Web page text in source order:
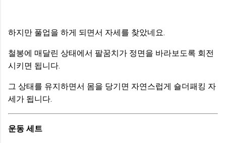
하지만 풀업을 하게 되면서 자세를 찾았네요.
철봉에 매달린 상태에서 팔꿈치가 정면을 바라보도록 회전
시키면 됩니다.
그 상태를 유지하면서 몸을 당기면 자연스럽게 숄더패킹 자
세가 됩니다.
운동 세트